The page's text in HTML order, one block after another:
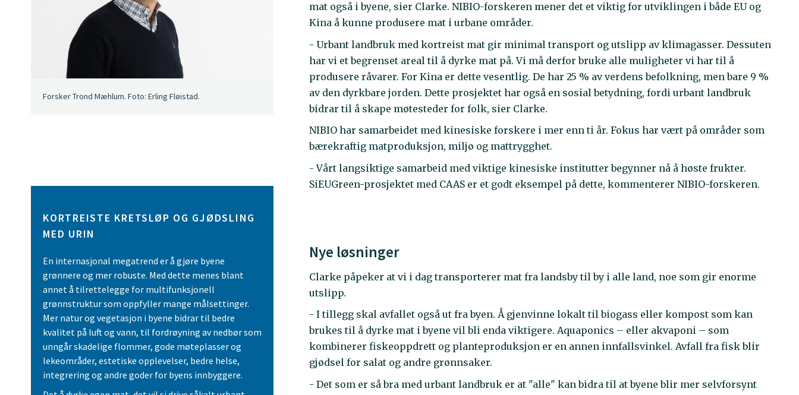
mat også i byene, sier Clarke. NIBIO-forskeren mener det et viktig for utviklingen i både EU og
Kina å kunne produsere mat i urbane områder.
- Urbant landbruk med kortreist mat gir minimal transport og utslipp av klimagasser. Dessuten
har vi et begrenset areal til å dyrke mat på. Vi må derfor bruke alle muligheter vi har til å
produsere råvarer. For Kina er dette vesentlig. De har 25 % av verdens befolkning, men bare 9 %
av den dyrkbare jorden. Dette prosjektet har også en sosial betydning, fordi urbant landbruk
bidrar til å skape møtesteder for folk, sier Clarke.
NIBIO har samarbeidet med kinesiske forskere i mer enn ti år. Fokus har vært på områder som
bærekraftig matproduksjon, miljø og mattrygghet.
- Vårt langsiktige samarbeid med viktige kinesiske institutter begynner nå å høste frukter.
SiEUGreen-prosjektet med CAAS er et godt eksempel på dette, kommenterer NIBIO-forskeren.
Nye løsninger
Clarke påpeker at vi i dag transporterer mat fra landsby til by i alle land, noe som gir enorme
utslipp.
- I tillegg skal avfallet også ut fra byen. Å gjenvinne lokalt til biogass eller kompost som kan
brukes til å dyrke mat i byene vil bli enda viktigere. Aquaponics – eller akvaponi – som
kombinerer fiskeoppdrett og planteproduksjon er en annen innfallsvinkel. Avfall fra fisk blir
gjødsel for salat og andre grønnsaker.
- Det som er så bra med urbant landbruk er at "alle" kan bidra til at byene blir mer selvforsynt
Forsker Trond Mæhlum. Foto: Erling Fløistad.
KORTREISTE KRETSLØP OG GJØDSLING
MED URIN
En internasjonal megatrend er å gjøre byene
grønnere og mer robuste. Med dette menes blant
annet å tilrettelegge for multifunksjonell
grønnstruktur som oppfyller mange målsettinger.
Mer natur og vegetasjon i byene bidrar til bedre
kvalitet på luft og vann, til fordrøyning av nedbør som
unngår skadelige flommer, gode møteplasser og
lekeområder, estetiske opplevelser, bedre helse,
integrering og andre goder for byens innbyggere.